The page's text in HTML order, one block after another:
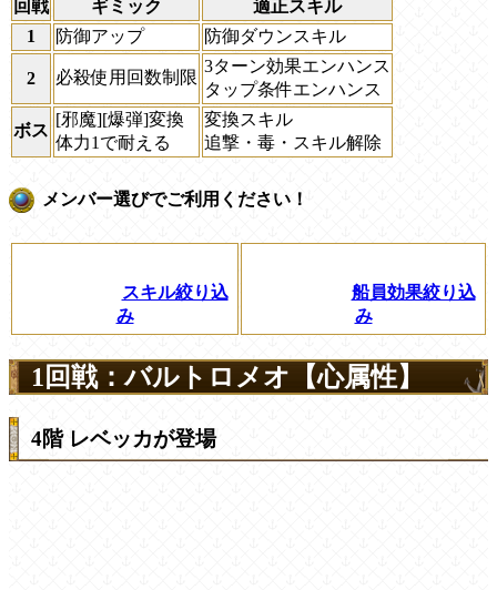
回戦 ギミック
適正スキル
1
防御アップ 防御ダウンスキル
2 必殺使用回数制限
3ターン効果エンハンス
タップ条件エンハンス
ボス
[邪魔][爆弾]変換
体力1で耐える
変換スキル
追撃・毒・スキル解除
メンバー選びでご利用ください！
スキル絞り込
み
船員効果絞り込
み
1回戦：バルトロメオ【心属性】
4階 レベッカが登場